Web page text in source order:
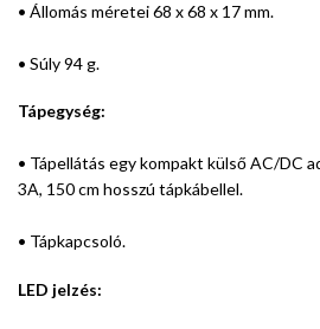
• Állomás méretei 68 x 68 x 17 mm.
• Súly 94 g.
Tápegység:
• Tápellátás egy kompakt külső AC/DC
3A, 150 cm hosszú tápkábellel.
• Tápkapcsoló.
LED jelzés: